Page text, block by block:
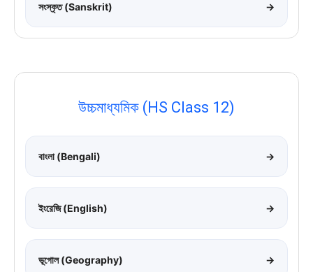
সংস্কৃত (Sanskrit) →
উচ্চমাধ্যমিক (HS Class 12)
বাংলা (Bengali) →
ইংরেজি (English) →
ভূগোল (Geography) →